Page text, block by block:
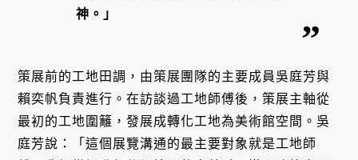
神。」
策展前的工地田調，由策展團隊的主要成員吳庭芳與
賴奕帆負責進行。在訪談過工地師傅後，策展主軸從
最初的工地圍籬，發展成轉化工地為美術館空間。吳
庭芳說：「這個展覽溝通的最主要對象就是工地師